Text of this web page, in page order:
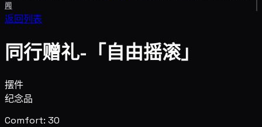
闻
返回列表
同行赠礼-「自由摇滚」
摆件
纪念品
Comfort: 30